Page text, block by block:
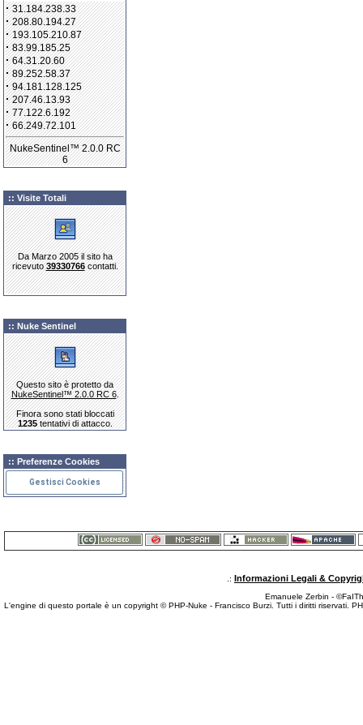
·31.184.238.33
·208.80.194.27
·193.105.210.87
·83.99.185.25
·64.31.20.60
·89.252.58.37
·94.181.128.125
·207.46.13.93
·77.122.6.192
·66.249.72.101
NukeSentinel™ 2.0.0 RC
6
:: Visite Totali
Da Marzo 2005 il sito ha
ricevuto39330766contatti.
:: Nuke Sentinel
Questo sito è protetto da
NukeSentinel™ 2.0.0 RC 6.
Finora sono stati bloccati
1235tentativi di attacco.
:: Preferenze Cookies
Gestisci Cookies
.: Informazioni Legali &
Emanuele Zerbin -
L'engine di questo portale è un copyright © PHP-Nuke - Francisco Burzi. Tutti i diritti riservati.